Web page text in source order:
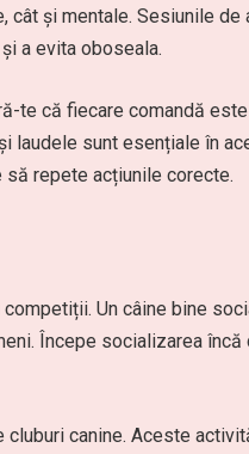
și mentale. Sesiunile de
a evita oboseala.
te că fiecare comandă
laudele sunt esențiale în
repete acțiunile corecte.
Un câine bine
Începe socializarea încă
cluburi canine. Aceste